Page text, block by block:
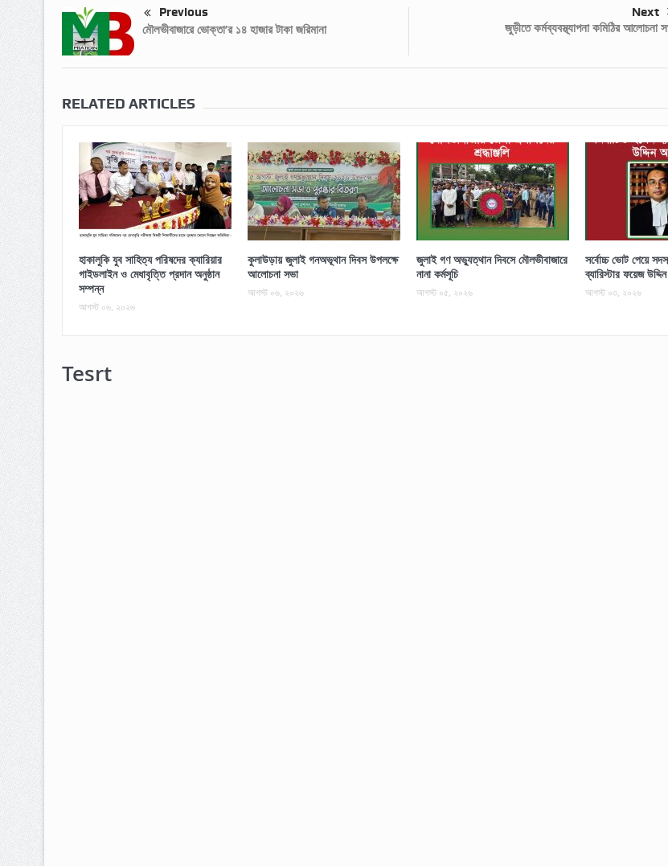
Previous
মৌলভীবাজারে ভোক্তা’র ১৪ হাজার টাকা জরিমানা
Next
জুড়ীতে কর্মব্যবস্থ্যাপনা কমিঠির আলোচনা
RELATED ARTICLES
হাকালুকি যুব সাহিত্য পরিষদের ক্যারিয়ার
গাইডলাইন ও মেধাবৃত্তি প্রদান অনুষ্ঠান
সম্পন্ন
আগস্ট ০৬, ২০২৬
কুলাউড়ায় জুলাই গনঅভূথান দিবস উপলক্ষে
আলোচনা সভা
আগস্ট ০৬, ২০২৬
জুলাই গণ অভ্যুত্থান দিবসে মৌলভীবাজারে
নানা কর্মসূচি
আগস্ট ০৫, ২০২৬
সর্বোচ্চ ভোট পেয়ে
ব্যারিস্টার ফয়েজ
আগস্ট ০৩, ২০২৬
Tesrt